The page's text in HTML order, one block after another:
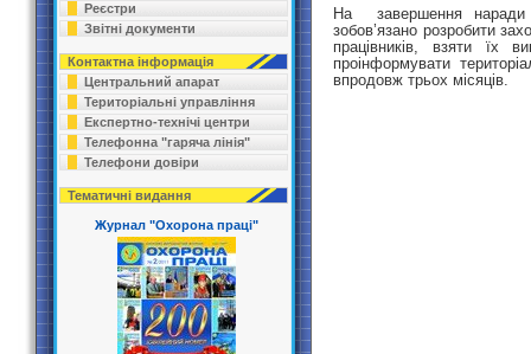
Реєстри
Звітні документи
Контактна інформація
Центральний апарат
Територіальні управління
Експертно-технічі центри
Телефонна "гаряча лінія"
Телефони довіри
Тематичні видання
Журнал "Охорона праці"
На завершення наради
зобов’язано розробити
працівників, взяти їх
проінформувати
впродовж трьох місяців.